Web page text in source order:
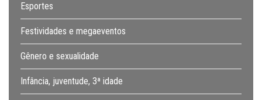
Esportes
Festividades e megaeventos
Gênero e sexualidade
Infância, juventude, 3ª idade